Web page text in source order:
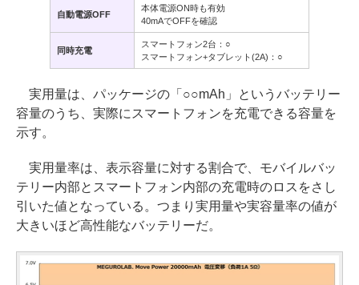
自動電源OFF
本体電源ON時も有効
40mAでOFFを確認
同時充電
スマートフォン2台：○
スマートフォン+タブレット(2A)：○
実用量は、パッケージの「○○mAh」というバッテリー
容量のうち、実際にスマートフォンを充電できる容量を
示す。
実用量率は、表示容量に対する割合で、モバイルバッ
テリー内部とスマートフォン内部の充電時のロスをさし
引いた値となっている。つまり実用量や実容量率の値が
大きいほど高性能なバッテリーだ。